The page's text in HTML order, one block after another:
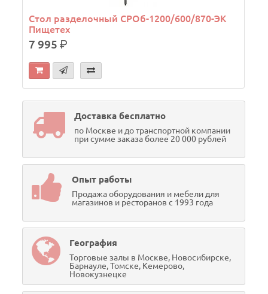
Стол разделочный СРОб-1200/600/870-ЭК
Пищетех
7 995р.
Доставка бесплатно
по Москве и до транспортной компании
при сумме заказа более 20 000 рублей
Опыт работы
Продажа оборудования и мебели для
магазинов и ресторанов с 1993 года
География
Торговые залы в Москве, Новосибирске,
Барнауле, Томске, Кемерово,
Новокузнецке